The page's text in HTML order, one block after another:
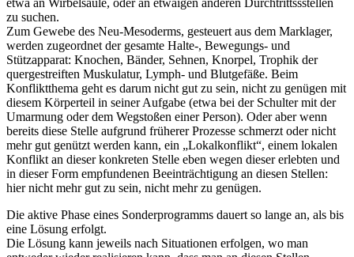
etwa an Wirbelsäule, oder an etwaigen anderen Durchtrittssstellen
zu suchen.
Zum Gewebe des Neu-Mesoderms, gesteuert aus dem Marklager,
werden zugeordnet der gesamte Halte-, Bewegungs- und
Stützapparat: Knochen, Bänder, Sehnen, Knorpel, Trophik der
quergestreiften Muskulatur, Lymph- und Blutgefäße. Beim
Konfliktthema geht es darum nicht gut zu sein, nicht zu genügen mit
diesem Körperteil in seiner Aufgabe (etwa bei der Schulter mit der
Umarmung oder dem Wegstoßen einer Person). Oder aber wenn
bereits diese Stelle aufgrund früherer Prozesse schmerzt oder nicht
mehr gut genützt werden kann, ein „Lokalkonflikt“, einem lokalen
Konflikt an dieser konkreten Stelle eben wegen dieser erlebten und
in dieser Form empfundenen Beeinträchtigung an diesen Stellen:
hier nicht mehr gut zu sein, nicht mehr zu genügen.
Die aktive Phase eines Sonderprogramms dauert so lange an, als bis
eine Lösung erfolgt.
Die Lösung kann jeweils nach Situationen erfolgen, wo man